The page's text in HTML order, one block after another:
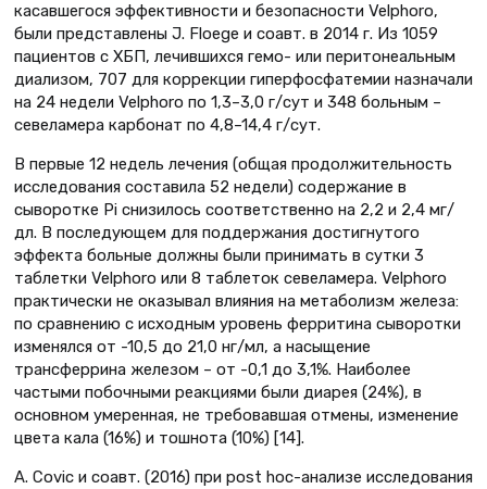
касавшегося эффективности и безопасности Velphoro,
были представлены J. Floege и соавт. в 2014 г. Из 1059
пациентов с ХБП, лечившихся гемо- или перитонеальным
диализом, 707 для коррекции гиперфосфатемии назначали
на 24 недели Velphoro по 1,3–3,0 г/сут и 348 больным –
севеламера карбонат по 4,8–14,4 г/сут.
В первые 12 недель лечения (общая продолжительность
исследования составила 52 недели) содержание в
сыворотке Pi снизилось соответственно на 2,2 и 2,4 мг/
дл. В последующем для поддержания достигнутого
эффекта больные должны были принимать в сутки 3
таблетки Velphoro или 8 таблеток севеламера. Velphoro
практически не оказывал влияния на метаболизм железа:
по сравнению с исходным уровень ферритина сыворотки
изменялся от -10,5 до 21,0 нг/мл, а насыщение
трансферрина железом – от -0,1 до 3,1%. Наиболее
частыми побочными реакциями были диарея (24%), в
основном умеренная, не требовавшая отмены, изменение
цвета кала (16%) и тошнота (10%) [14].
A. Covic и соавт. (2016) при post hoc-анализе исследования